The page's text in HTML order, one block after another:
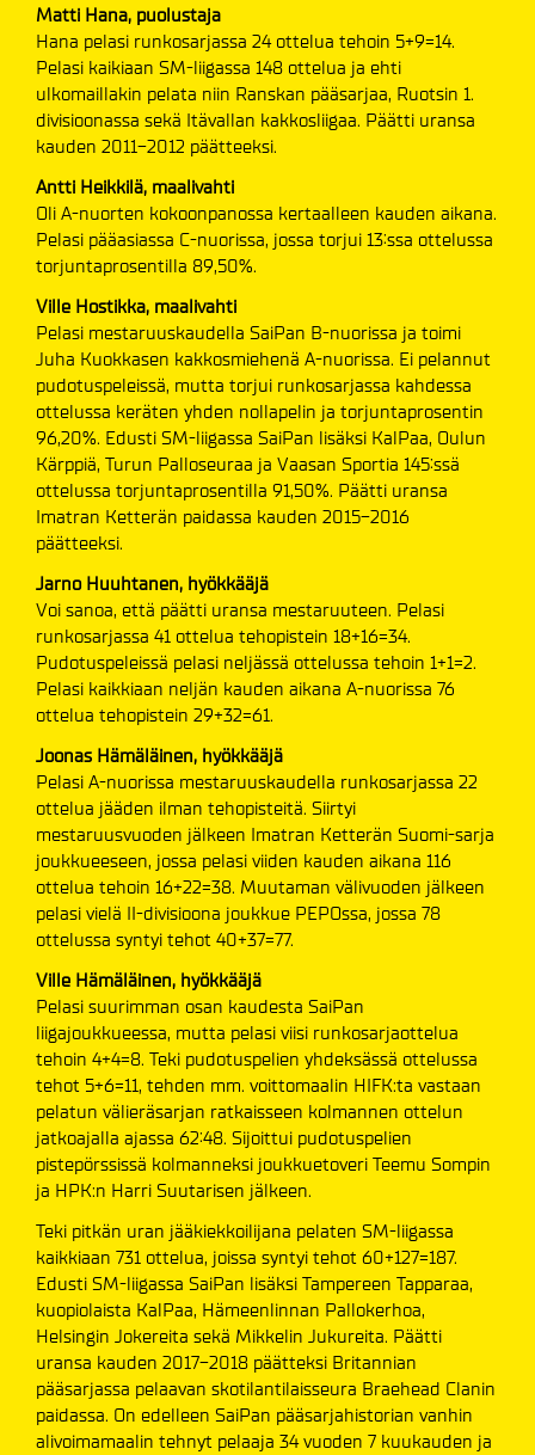
Matti Hana, puolustaja
Hana pelasi runkosarjassa 24 ottelua tehoin 5+9=14.
Pelasi kaikiaan SM-liigassa 148 ottelua ja ehti
ulkomaillakin pelata niin Ranskan pääsarjaa, Ruotsin 1.
divisioonassa sekä Itävallan kakkosliigaa. Päätti uransa
kauden 2011-2012 päätteeksi.
Antti Heikkilä, maalivahti
Oli A-nuorten kokoonpanossa kertaalleen kauden aikana.
Pelasi pääasiassa C-nuorissa, jossa torjui 13:ssa ottelussa
torjuntaprosentilla 89,50%.
Ville Hostikka, maalivahti
Pelasi mestaruuskaudella SaiPan B-nuorissa ja toimi
Juha Kuokkasen kakkosmiehenä A-nuorissa. Ei pelannut
pudotuspeleissä, mutta torjui runkosarjassa kahdessa
ottelussa keräten yhden nollapelin ja torjuntaprosentin
96,20%. Edusti SM-liigassa SaiPan lisäksi KalPaa, Oulun
Kärppiä, Turun Palloseuraa ja Vaasan Sportia 145:ssä
ottelussa torjuntaprosentilla 91,50%. Päätti uransa
Imatran Ketterän paidassa kauden 2015-2016
päätteeksi.
Jarno Huuhtanen, hyökkääjä
Voi sanoa, että päätti uransa mestaruuteen. Pelasi
runkosarjassa 41 ottelua tehopistein 18+16=34.
Pudotuspeleissä pelasi neljässä ottelussa tehoin 1+1=2.
Pelasi kaikkiaan neljän kauden aikana A-nuorissa 76
ottelua tehopistein 29+32=61.
Joonas Hämäläinen, hyökkääjä
Pelasi A-nuorissa mestaruuskaudella runkosarjassa 22
ottelua jääden ilman tehopisteitä. Siirtyi
mestaruusvuoden jälkeen Imatran Ketterän Suomi-sarja
joukkueeseen, jossa pelasi viiden kauden aikana 116
ottelua tehoin 16+22=38. Muutaman välivuoden jälkeen
pelasi vielä II-divisioona joukkue PEPOssa, jossa 78
ottelussa syntyi tehot 40+37=77.
Ville Hämäläinen, hyökkääjä
Pelasi suurimman osan kaudesta SaiPan
liigajoukkueessa, mutta pelasi viisi runkosarjaottelua
tehoin 4+4=8. Teki pudotuspelien yhdeksässä ottelussa
tehot 5+6=11, tehden mm. voittomaalin HIFK:ta vastaan
pelatun välieräsarjan ratkaisseen kolmannen ottelun
jatkoajalla ajassa 62:48. Sijoittui pudotuspelien
pistepörssissä kolmanneksi joukkuetoveri Teemu Sompin
ja HPK:n Harri Suutarisen jälkeen.
Teki pitkän uran jääkiekkoilijana pelaten SM-liigassa
kaikkiaan 731 ottelua, joissa syntyi tehot 60+127=187.
Edusti SM-liigassa SaiPan lisäksi Tampereen Tapparaa,
kuopiolaista KalPaa, Hämeenlinnan Pallokerhoa,
Helsingin Jokereita sekä Mikkelin Jukureita. Päätti
uransa kauden 2017-2018 päätteksi Britannian
pääsarjassa pelaavan skotilantilaisseura Braehead Clanin
paidassa. On edelleen SaiPan pääsarjahistorian vanhin
alivoimamaalin tehnyt pelaaja 34 vuoden 7 kuukauden ja